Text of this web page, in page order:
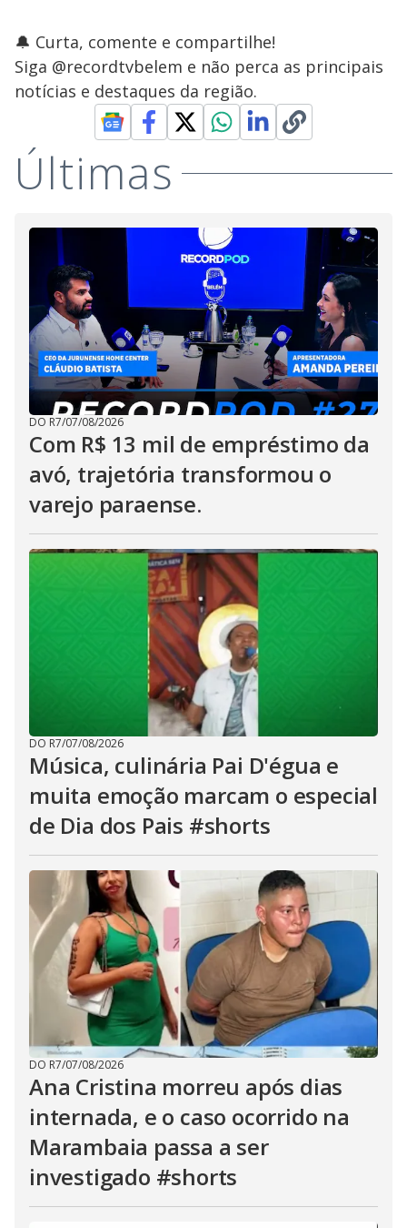
🔔 Curta, comente e compartilhe!
Siga @recordtvbelem e não perca as principais
notícias e destaques da região.
Últimas
DO R7/07/08/2026
Com R$ 13 mil de empréstimo da
avó, trajetória transformou o
varejo paraense.
DO R7/07/08/2026
Música, culinária Pai D'égua e
muita emoção marcam o especial
de Dia dos Pais #shorts
DO R7/07/08/2026
Ana Cristina morreu após dias
internada, e o caso ocorrido na
Marambaia passa a ser
investigado #shorts